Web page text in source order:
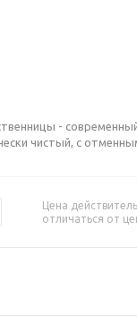
-
чистый, с
Цена
отличаться от